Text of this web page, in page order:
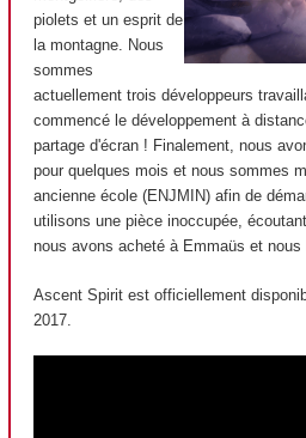
piolets et un esprit de
la montagne. Nous
sommes
actuellement trois développeurs
commencé le développement à
partage d'écran ! Finalement, nous
pour quelques mois et nous sommes
ancienne école (ENJMIN) afin de
utilisons une pièce inoccupée,
nous avons acheté à Emmaüs et
Ascent Spirit est officiellement
2017.